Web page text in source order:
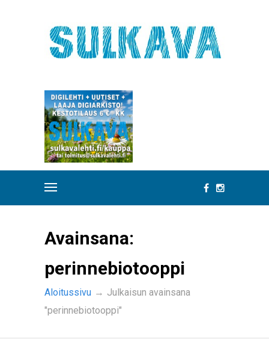
Avainsana:
perinnebiotooppi
Aloitussivu → Julkaisun avainsana
"perinnebiotooppi"